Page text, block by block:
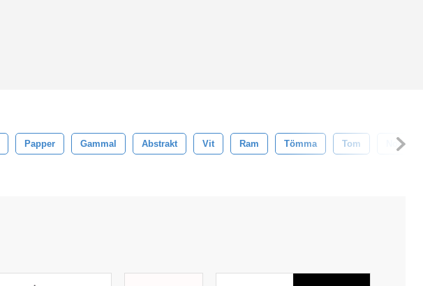
Papper Gammal Abstrakt Vit Ram Tömma Tom Notera